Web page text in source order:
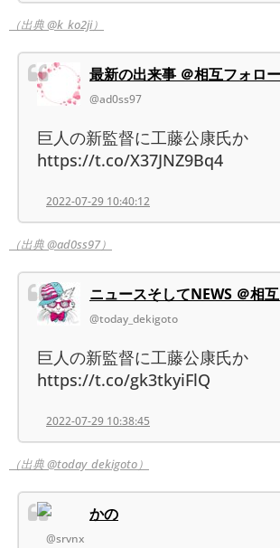
（出典 @k_ko2ji）
最新の出来事 ＠相互フォロー
@ad0ss97
巨人の新監督に工藤公康氏か
https://t.co/X37JNZ9Bq4
2022-07-29 10:40:12
（出典 @ad0ss97）
ニュースそしてNEWS ＠相
@today_dekigoto
巨人の新監督に工藤公康氏か
https://t.co/gk3tkyiFlQ
2022-07-29 10:38:45
（出典 @today_dekigoto）
かの
@srvnx